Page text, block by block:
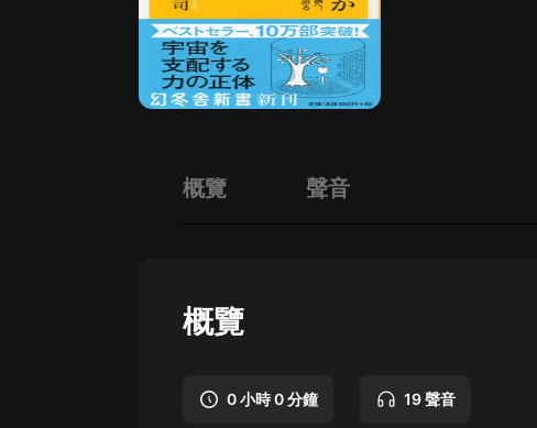
兒童
歷史
情感治愈
商業財經
科幻
概覽 聲音
概覽
0 小時 0 分鐘 19 聲音